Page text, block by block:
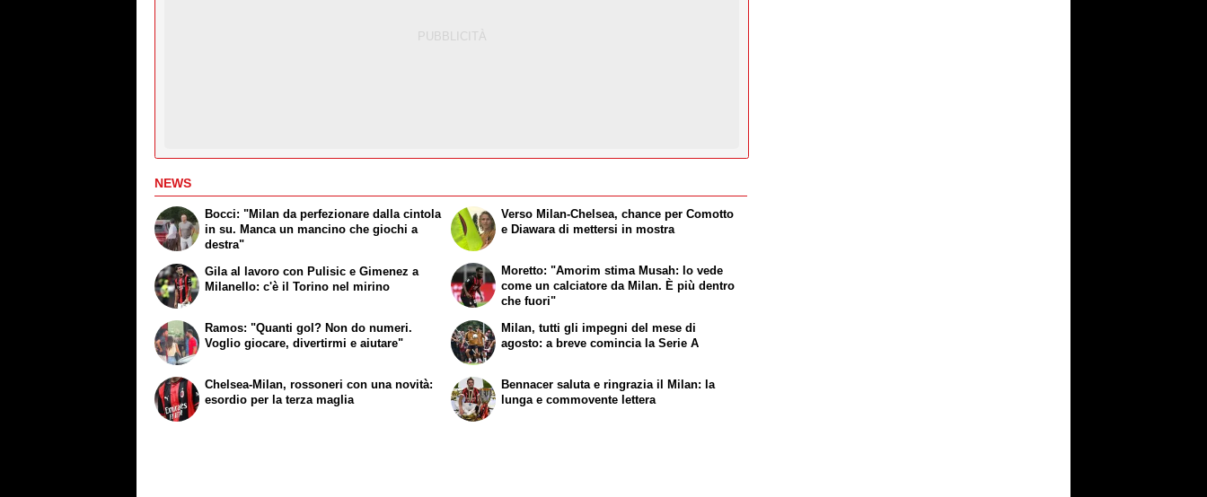
NEWS
Bocci: "Milan da perfezionare dalla cintola
in su. Manca un mancino che giochi a
destra"
Gila al lavoro con Pulisic e Gimenez a
Milanello: c'è il Torino nel mirino
Verso Milan-Chelsea, chance per Comotto
e Diawara di mettersi in mostra
Moretto: "Amorim stima Musah: lo vede
come un calciatore da Milan. È più dentro
che fuori"
Ramos: "Quanti gol? Non do numeri.
Voglio giocare, divertirmi e aiutare"
Chelsea-Milan, rossoneri con una novità:
esordio per la terza maglia
Milan, tutti gli impegni del mese di
agosto: a breve comincia la Serie A
Bennacer saluta e ringrazia il Milan: la
lunga e commovente lettera